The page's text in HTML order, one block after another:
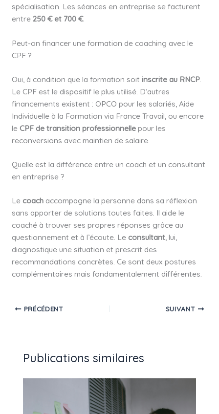
spécialisation. Les séances en entreprise se facturent
entre 250 € et 700 €.
Peut-on financer une formation de coaching avec le
CPF ?
Oui, à condition que la formation soit inscrite au RNCP.
Le CPF est le dispositif le plus utilisé. D’autres
financements existent : OPCO pour les salariés, Aide
Individuelle à la Formation via France Travail, ou encore
le CPF de transition professionnellepour les
reconversions avec maintien de salaire.
Quelle est la différence entre un coach et un consultant
en entreprise ?
Le coachaccompagne la personne dans sa réflexion
sans apporter de solutions toutes faites. Il aide le
coaché à trouver ses propres réponses grâce au
questionnement et à l’écoute. Le consultant, lui,
diagnostique une situation et prescrit des
recommandations concrètes. Ce sont deux postures
complémentaires mais fondamentalement différentes.
PRÉCÉDENT SUIVANT
Publications similaires